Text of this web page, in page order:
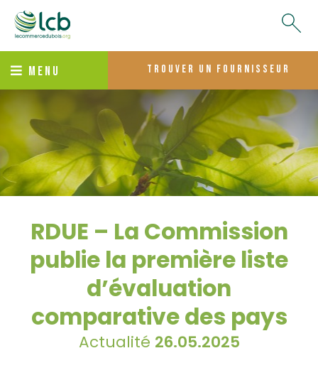
MENU trouver un fournisseur
RDUE – La Commission
publie la première liste
d’évaluation
comparative des pays
Actualité 26.05.2025